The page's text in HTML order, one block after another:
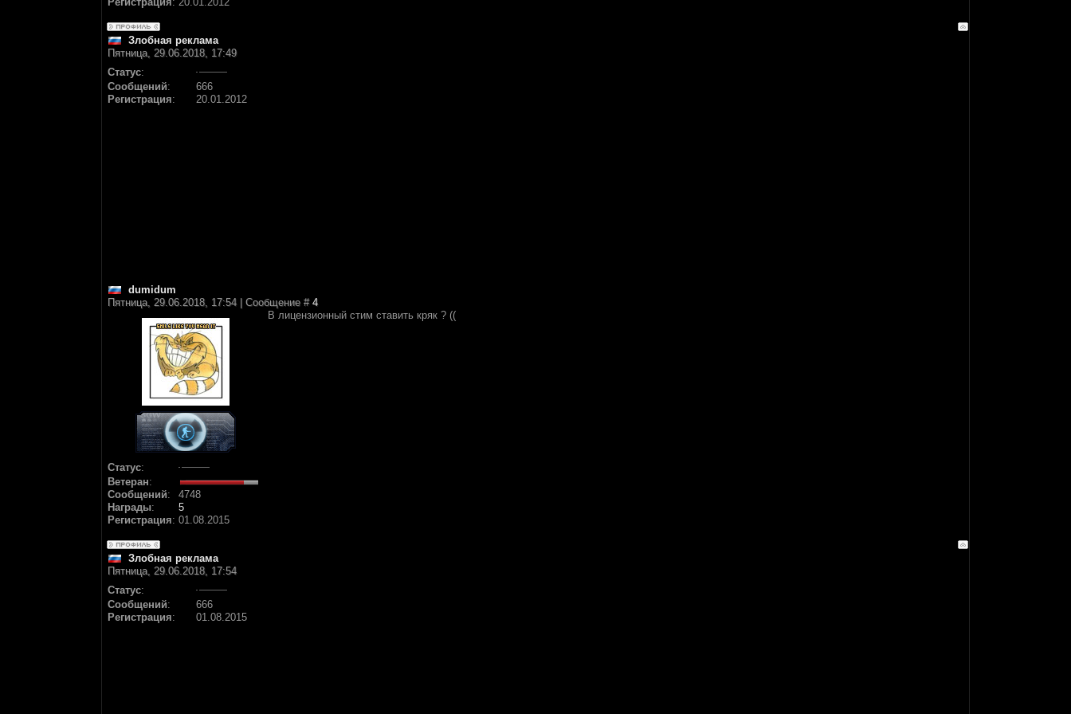
Злобная реклама
Пятница, 29.06.2018, 17:49
Статус:
Сообщений:
666
Регистрация: 20.01.2012
dumidum
Пятница, 29.06.2018, 17:54 | Сообщение # 4
Статус:
Ветеран:
Сообщений:
4748
Награды:
5
Регистрация: 01.08.2015
В лицензионный стим ставить кряк ? ((
Злобная реклама
Пятница, 29.06.2018, 17:54
Статус:
Сообщений:
666
Регистрация: 01.08.2015